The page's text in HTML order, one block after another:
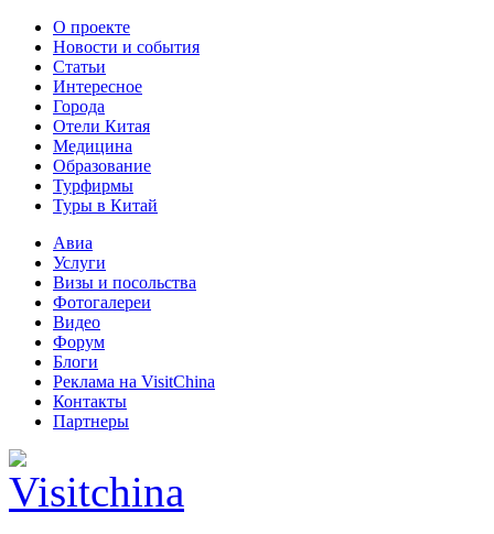
О проекте
Новости и события
Статьи
Интересное
Города
Отели Китая
Медицина
Образование
Турфирмы
Туры в Китай
Авиа
Услуги
Визы и посольства
Фотогалереи
Видео
Форум
Блоги
Реклама на VisitChina
Контакты
Партнеры